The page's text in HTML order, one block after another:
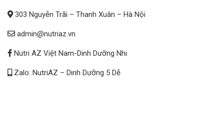
303 Nguyễn Trãi – Thanh Xuân – Hà Nội
admin@nutriaz.vn
Nutri AZ Việt Nam-Dinh Dưỡng Nhi
Zalo: NutriAZ – Dinh Dưỡng 5 Dễ